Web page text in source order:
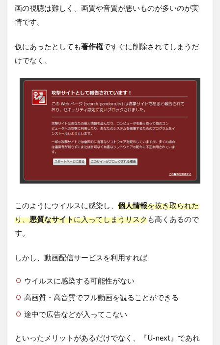
画の視聴は難しく、画質や音質が悪いものが多いのが実
情です。
仮にあったとしても著作権ですぐに削除されてしまうだ
けでなく、
このようにウイルスに感染し、 個人情報を抜き取られた
り、悪質なサイトに入ってしまうリスクも高くあるので
す。
しかし、動画配信サービスを利用すれば
ウイルスに感染する可能性がない
高画質・高音質でフル動画を観ることができる
途中で広告などが入ってこない
といったメリットがあるだけでなく、『U-next』であれ